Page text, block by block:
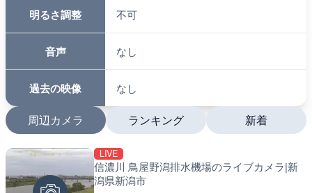
明るさ調整 不可
音声 なし
過去の映像 なし
周辺カメラ
LIVE
信濃川 鳥屋野潟排水機場のライブカメラ|新
潟県新潟市
ランキング
日本全国・緊急地震速報
新着
南出川水門付近のライブ